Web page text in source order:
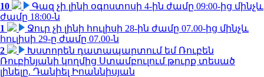
10
Գազ չի լինի օգոստոսի 4-ին ժամը 09:00-ից մինչև
ժամը 18:00-ն
1
Ջուր չի լինի հուլիսի 28-ին ժամը 07.00-ից մինչև
հուլիսի 29-ը ժամը 07.00-ն
2
Խստորեն դատապարտում եմ Ռուբեն
Ռուբինյանի կողմից Ստամբուլում թուրք տեսած
լինելը. Դանիել Իոաննիսյան